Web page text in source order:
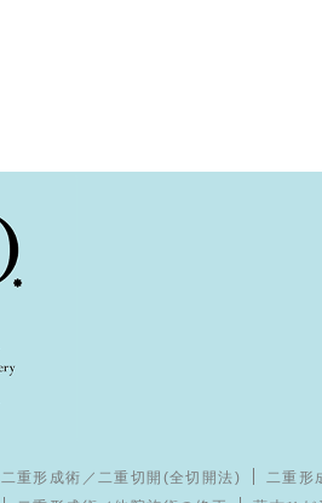
二重形成術／二重切開(全切開法)
二重形